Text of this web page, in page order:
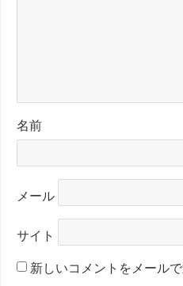
名前
メール
サイト
新しいコメントをメール